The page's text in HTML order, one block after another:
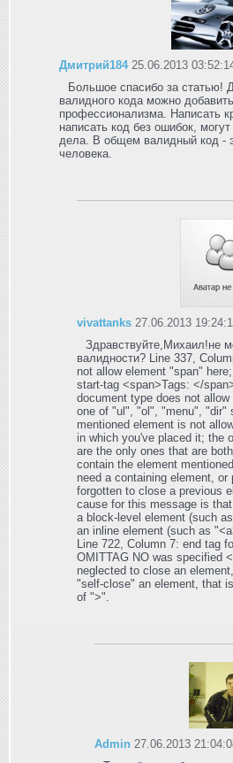
Дмитрий184 25.06.2013
Большое спасибо за статью!
валидного кода можно
профессионализма. Написать
написать код без ошибок,
дела. В общем валидный код -
человека.
vivattanks 27.06.2013
Здравствуйте,Михаил!не
валидности? Line 337,
not allow element "span"
start-tag <span>Tags: </
document type does not
one of "ul", "ol", "menu", "dir"
mentioned element is not
in which you've placed it; the
are the only ones that are
contain the element
need a containing element,
forgotten to close a previous
cause for this message is
a block-level element (such
an inline element (such as
Line 722, Column 7: end tag
OMITTAG NO was specified
neglected to close an
"self-close" an element, that
of ">".
Admin 27.06.2013